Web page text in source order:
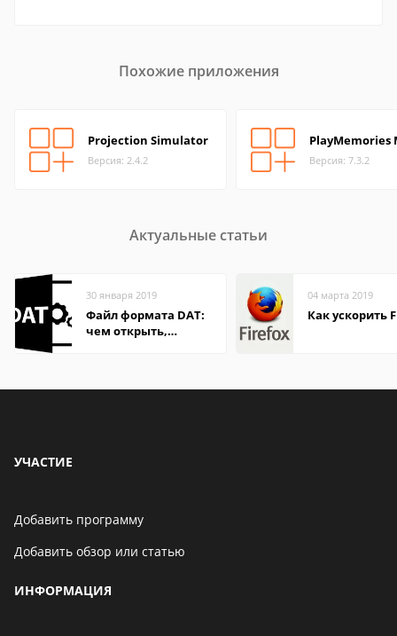
Похожие приложения
Projection Simulator
Версия: 2.4.2
PlayMemories
Версия: 7.3.2
Актуальные статьи
30 января 2019
Файл формата DAT:
чем открыть,
04 марта 2019
Как ускорить
УЧАСТИЕ
Добавить программу
Добавить обзор или статью
ИНФОРМАЦИЯ